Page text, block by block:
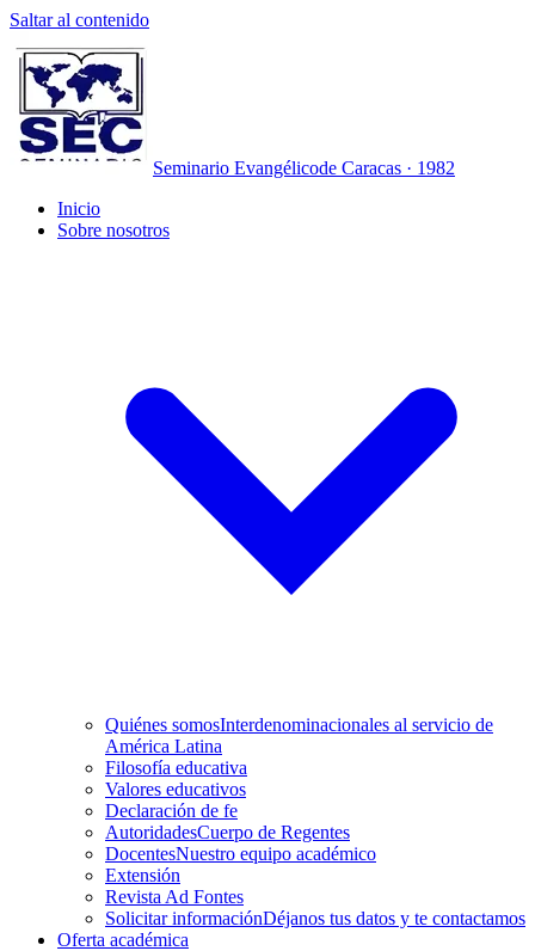
Saltar al contenido
Seminario Evangélicode Caracas · 1982
Inicio
Sobre nosotros
Quiénes somosInterdenominacionales al servicio de
América Latina
Filosofía educativa
Valores educativos
Declaración de fe
AutoridadesCuerpo de Regentes
DocentesNuestro equipo académico
Extensión
Revista Ad Fontes
Solicitar informaciónDéjanos tus datos y te contactamos
Oferta académica